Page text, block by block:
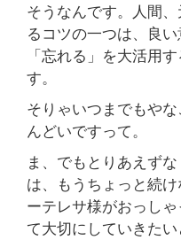
そうなんです。人間
るコツの一つは、良
「忘れる」を大活用
す。
そりゃいつまでもや
んどいですって。
ま、でもとりあえず
は、もうちょっと続
ーテレサ様がおっし
て大切にしていきたい